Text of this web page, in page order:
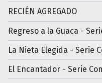
RECIÉN AGREGADO
Regreso a la Guaca -
La Nieta Elegida - Serie
El Encantador - Serie